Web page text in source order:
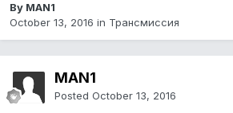
By MAN1
October 13, 2016 in Трансмиссия
MAN1
Posted October 13, 2016